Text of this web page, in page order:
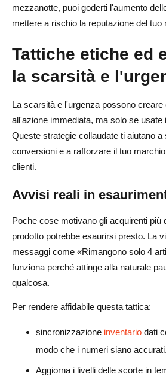
mezzanotte, puoi goderti l'aumento
mettere a rischio la reputazione del tuo
Tattiche etiche ed
la scarsità e
La scarsità e l'urgenza possono
all'azione immediata, ma solo se usate
Queste strategie collaudate ti aiutano a
conversioni e a rafforzare il tuo
clienti.
Avvisi reali in
Poche cose motivano gli acquirenti più
prodotto potrebbe esaurirsi presto. La
messaggi come «Rimangono solo 4
funziona perché attinge alla naturale
qualcosa.
Per rendere affidabile questa tattica:
sincronizzazione inventario dati
modo che i numeri siano accurati.
Aggiorna i livelli delle scorte in